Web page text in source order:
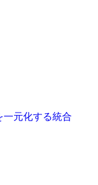
一元化する統合